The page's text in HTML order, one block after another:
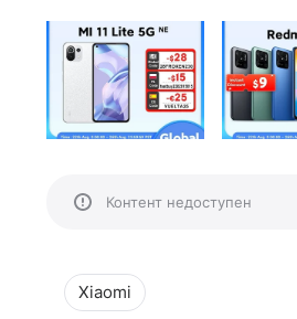
Контент недоступен
Xiaomi